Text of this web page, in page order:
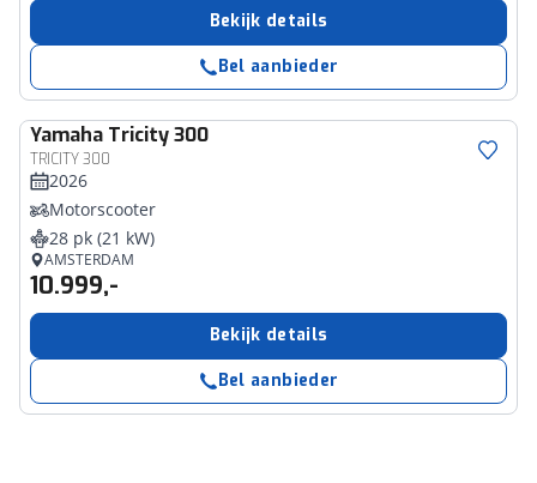
Bekijk details
Bel aanbieder
Yamaha Tricity 300
TRICITY 300
2026
Motorscooter
28 pk (21 kW)
AMSTERDAM
10.999,-
Bekijk details
Bel aanbieder